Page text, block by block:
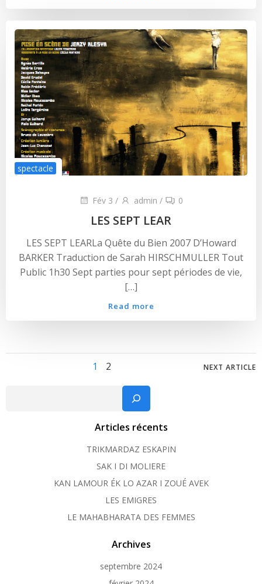
spectacle
Fév 3 / admin / 0
LES SEPT LEAR
LES SEPT LEARLa Quête du Bien 2007 D’Howard
BARKER Traduction de Sarah HIRSCHMULLER Tout
Public 1h30 Sept parties pour sept périodes de vie,
[…]
Read more
navigation
Page
1 Page
2
Posts
NEXT ARTICLE
Articles récents
TRIKMARDAZ ESKAPIN
SAK I DI MOLIERE
KAN LAMOUR ÉK LO AZAR I ZOUÉ AVEK
LES EMIGRES
LE MAHABHARATA DES FEMMES
Archives
septembre 2024